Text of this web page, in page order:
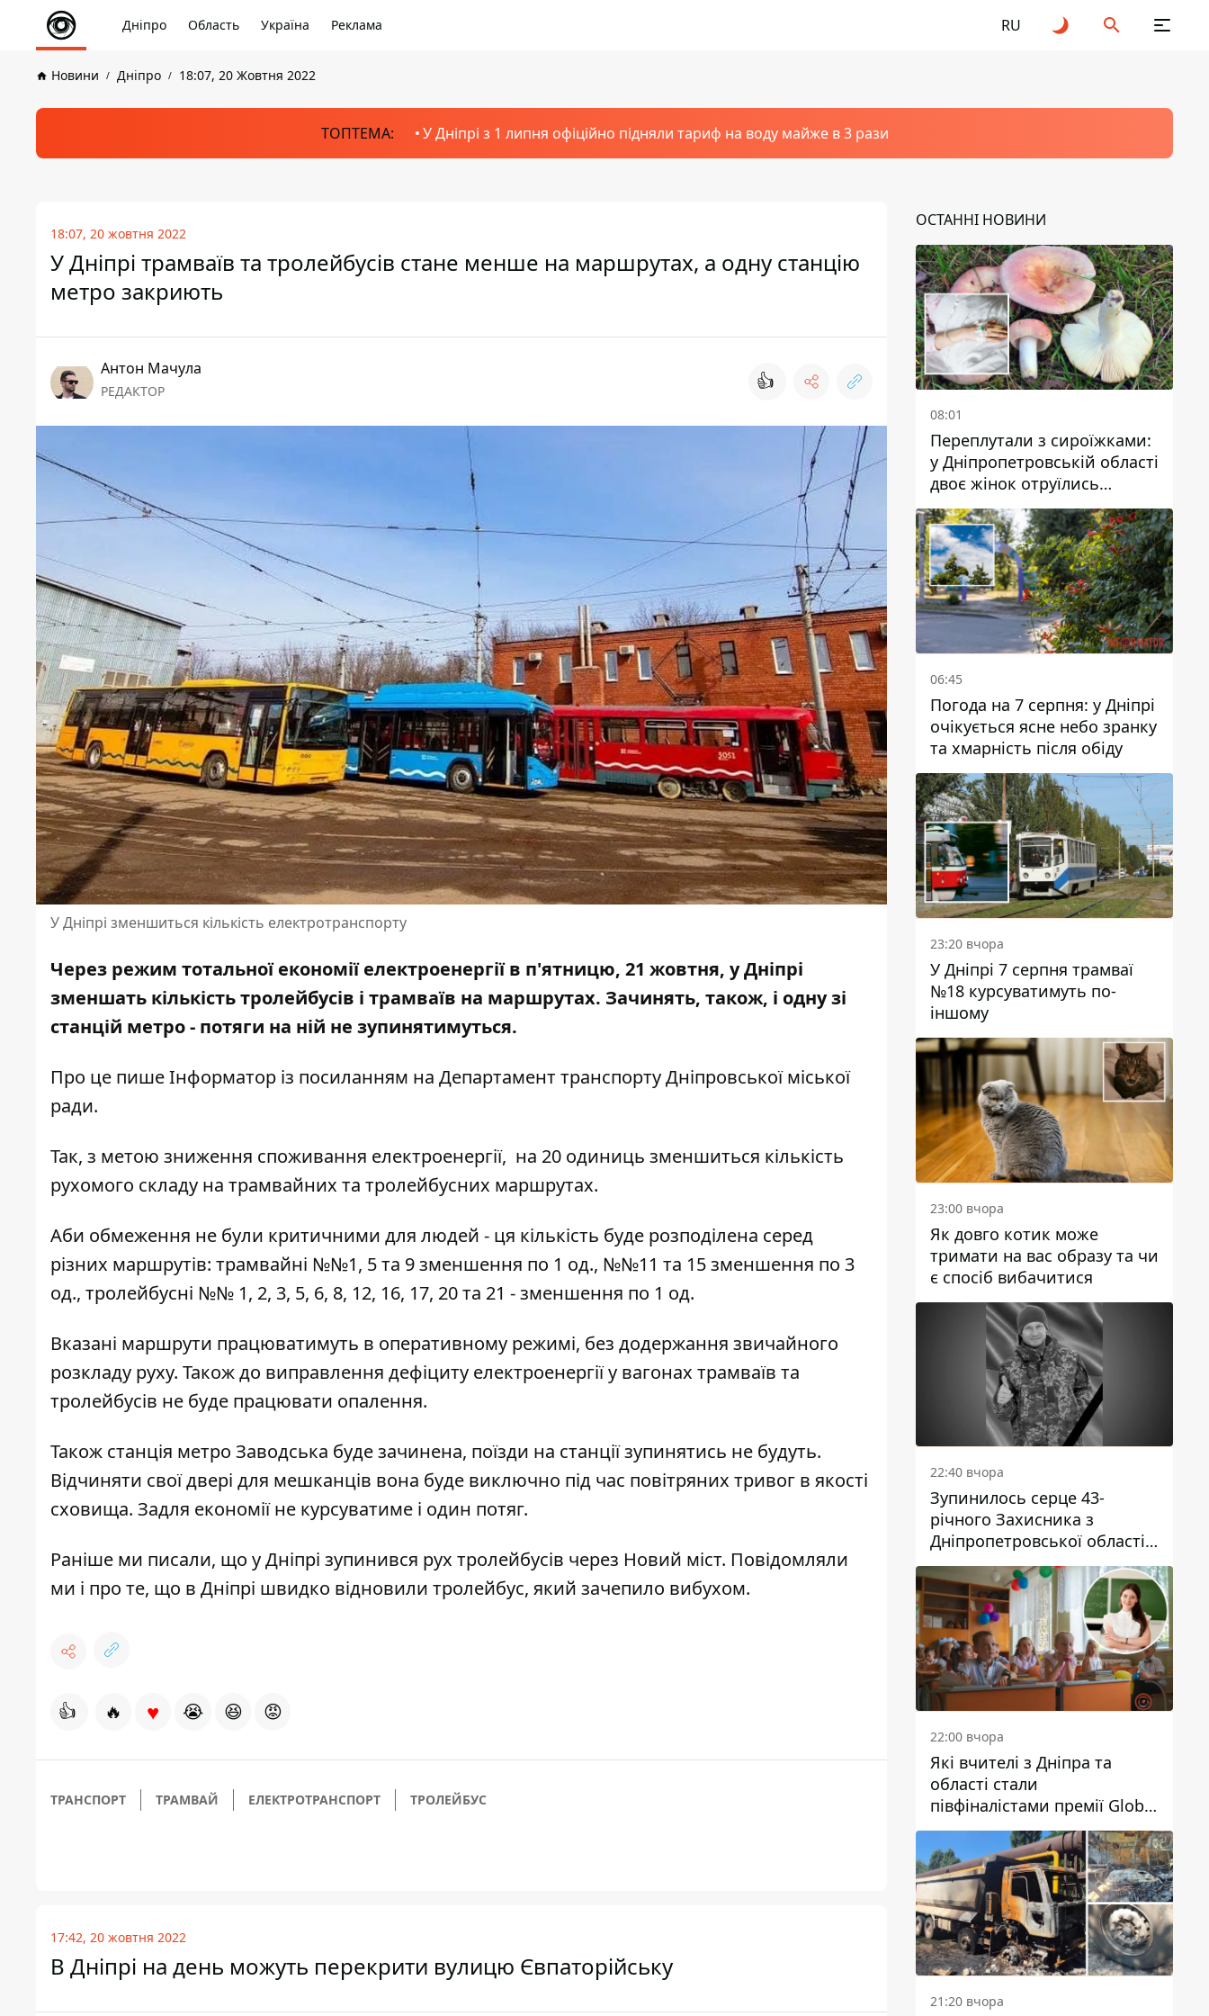
Дніпро Область Україна Реклама RU
Новини Дніпро 18:07, 20 Жовтня 2022
ТОПТЕМА: У Дніпрі з 1 липня офіційно підняли тариф на воду майже в 3 рази
18:07, 20 жовтня 2022
У Дніпрі трамваїв та тролейбусів стане менше на маршрутах, а одну станцію
метро закриють
Антон Мачула
РЕДАКТОР 👍
У Дніпрі зменшиться кількість електротранспорту
Через режим тотальної економії електроенергії в п'ятницю, 21 жовтня, у Дніпрі
зменшать кількість тролейбусів і трамваїв на маршрутах. Зачинять, також, і одну зі
станцій метро- потяги на ній не зупинятимуться.
Про це пише Інформатор із посиланням на Департамент транспорту Дніпровської міської
ради.
Так, з метою зниження споживання електроенергії, на 20 одиниць зменшиться кількість
рухомого складу на трамвайних та тролейбусних маршрутах.
Аби обмеження не були критичними для людей - ця кількість буде розподілена серед
різних маршрутів: трамвайні №№1, 5 та 9 зменшення по 1 од., №№11 та 15 зменшення по 3
од., тролейбусні №№ 1, 2, 3, 5, 6, 8, 12, 16, 17, 20 та 21 - зменшення по 1 од.
Вказані маршрути працюватимуть в оперативному режимі, без додержання звичайного
розкладу руху. Також до виправлення дефіциту електроенергії у вагонах трамваїв та
тролейбусів не буде працювати опалення.
Також станція метро Заводська буде зачинена, поїзди на станції зупинятись не будуть.
Відчиняти свої двері для мешканців вона буде виключно під час повітряних тривог в якості
сховища. Задля економії не курсуватиме і один потяг.
Раніше ми писали, що у Дніпрі зупинився рух тролейбусів через Новий міст. Повідомляли
ми і про те, що в Дніпрі швидко відновили тролейбус, який зачепило вибухом.
👍 🔥 ♥ 😭 😆 😡
ТРАНСПОРТ ТРАМВАЙ ЕЛЕКТРОТРАНСПОРТ ТРОЛЕЙБУС
17:42, 20 жовтня 2022
В Дніпрі на день можуть перекрити вулицю Євпаторійську
ОСТАННІ НОВИНИ
08:01
Переплутали з сироїжками:
у Дніпропетровській області
двоє жінок отруїлись
грибами
06:45
Погода на 7 серпня: у Дніпрі
очікується ясне небо зранку
та хмарність після обіду
23:20 вчора
У Дніпрі 7 серпня трамваї
№18 курсуватимуть по-
іншому
23:00 вчора
Як довго котик може
тримати на вас образу та чи
є спосіб вибачитися
22:40 вчора
Зупинилось серце 43-
річного Захисника з
Дніпропетровської області
Євгена Зінченка
22:00 вчора
Які вчителі з Дніпра та
області стали
півфіналістами премії Global
Teacher Prize Ukraine 2026
21:20 вчора